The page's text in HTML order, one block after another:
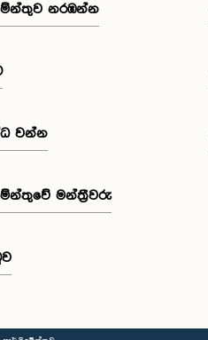
නරඹන්න
වන්න
මන්ත්‍රීවරු